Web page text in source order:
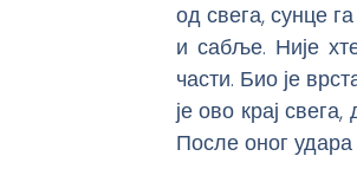
од свега, сунце
и сабље. Није
части. Био је
је ово крај
После оног